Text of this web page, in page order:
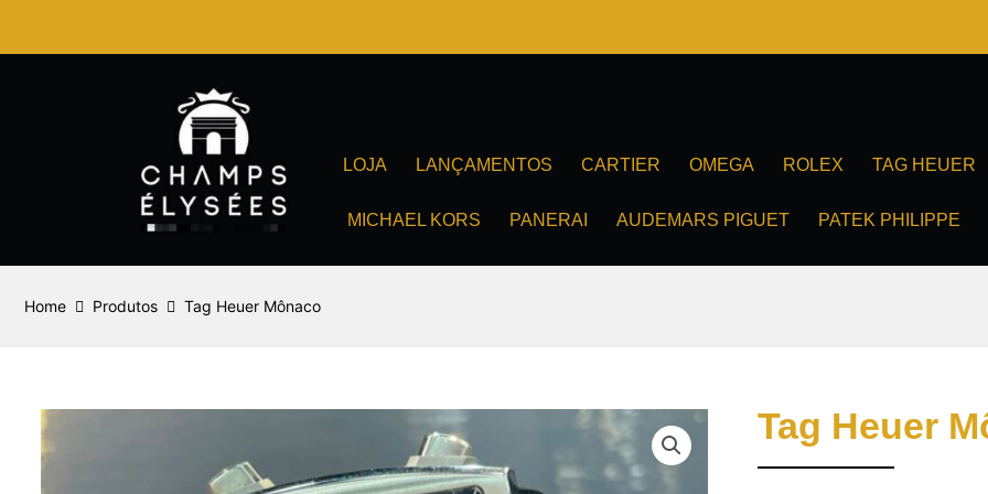
LOJA LANÇAMENTOS CARTIER OMEGA ROLEX TAG HEUER
MICHAEL KORS PANERAI AUDEMARS PIGUET PATEK PHILIPPE
Home Produtos Tag Heuer Mônaco
Tag Heuer